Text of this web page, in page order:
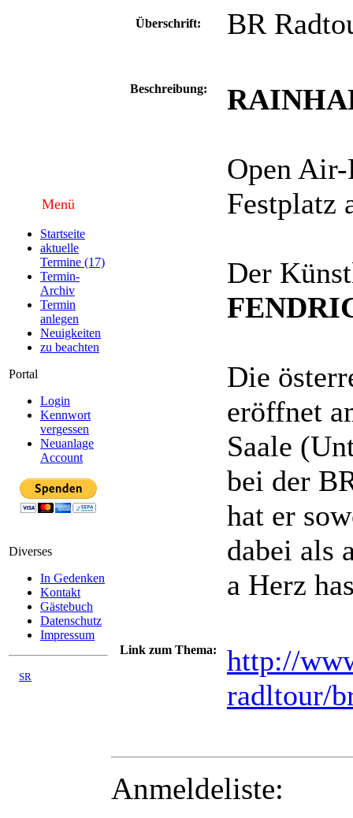
Menü
Startseite
aktuelle
Termine (17)
Termin-
Archiv
Termin
anlegen
Neuigkeiten
zu beachten
Portal
Login
Kennwort
vergessen
Neuanlage
Account
Diverses
In Gedenken
Kontakt
Gästebuch
Datenschutz
Impressum
SR
Überschrift: BR
Beschreibung:
Open Air-
Festplatz
Der
Die
eröffnet
Saale
bei der
hat er
dabei als
a Herz
Link zum Thema:
http://
radltour/
Anmeldeliste: